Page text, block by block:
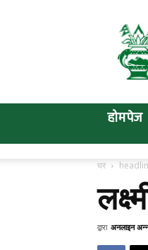
होमपेज
घर
द्वारा अनलाइन